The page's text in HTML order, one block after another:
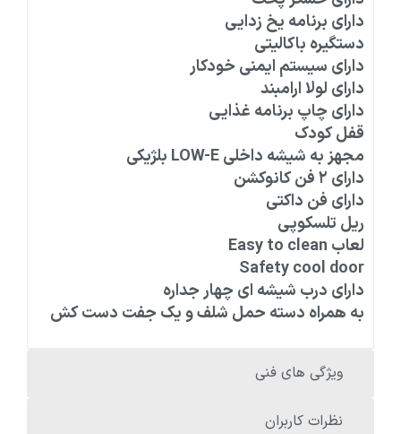
ویژگی های فنی
نظرات کاربران
دارای برنامه یخ زدایی
دستگیره باکالیتی
دارای سیستم ایمنی خودکار
دارای لولا ارامبند
دارای چاپ برنامه غذایی
قفل کودک
مجهز به شیشه داخلی LOW-E بلژیکی
دارای ۲ فن کانوکشن
دارای فن داکتی
ریل تلسکوپی
لعاب Easy to clean
Safety cool door
دارای درب شیشه ای چهار جداره
به همراه دسته حمل شلف و یک جفت دست کش